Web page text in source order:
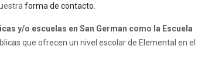
forma de contacto
y/o escuelas en San German como la Escuela
que ofrecen un nivel escolar de Elemental en el